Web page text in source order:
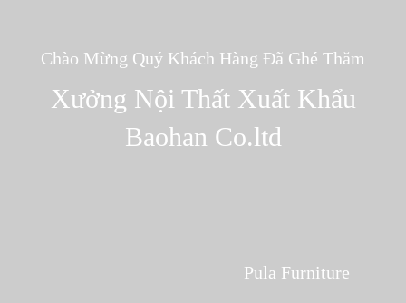
Chào Mừng Quý Khách Hàng Đã Ghé Thăm
Xưởng Nội Thất Xuất Khẩu
Baohan Co.ltd
Pula Furniture